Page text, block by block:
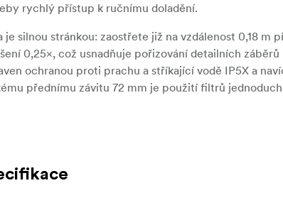
rychlý přístup k ručnímu doladění.
je silnou stránkou: zaostřete již na vzdálenost 0,18
0,25×, což usnadňuje pořizování detailních
ochranou proti prachu a stříkající vodě IP5X a
přednímu závitu 72 mm je použití filtrů
se společností Schneider-Kreuznach pro
skupinách (ASP, HR, ED) s povrchovou úpravou UMC